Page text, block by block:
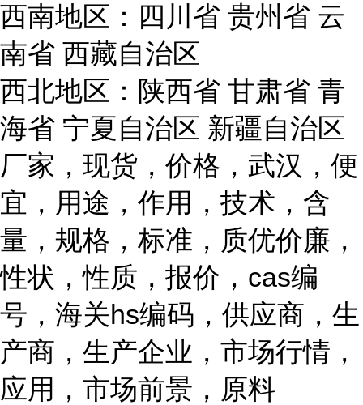
西南地区：四川省 贵州省 云
南省 西藏自治区
西北地区：陕西省 甘肃省 青
海省 宁夏自治区 新疆自治区
厂家，现货，价格，武汉，便
宜，用途，作用，技术，含
量，规格，标准，质优价廉，
性状，性质，报价，cas编
号，海关hs编码，供应商，生
产商，生产企业，市场行情，
应用，市场前景，原料